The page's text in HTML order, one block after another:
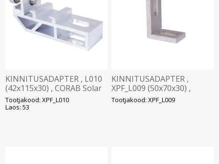
KINNITUSADAPTER , L010
(42x115x30) , CORAB Solar
Tootjakood: XPF_L010
Laos: 53
KINNITUSADAPTER ,
XPF_L009 (50x70x30) ,
CORAB Solar
Tootjakood: XPF_L009